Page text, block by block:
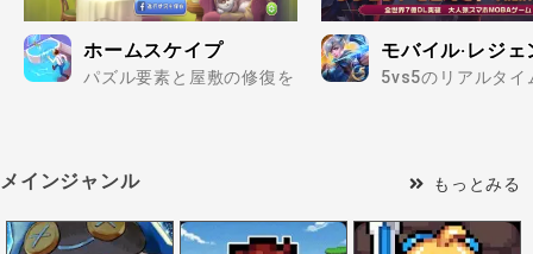
ホームスケイプ
パズル要素と屋敷の修復をしながら、自分好みのインテ
モバイル·レジ
5vs5のリアルタイ
メインジャンル もっとみる